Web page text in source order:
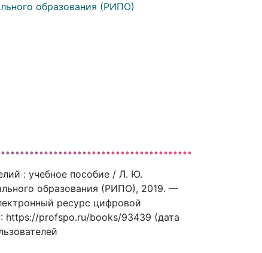
образования (РИПО)
: учебное пособие / Л. Ю.
образования (РИПО), 2019. —
ресурс цифровой
https://profspo.ru/books/93439 (дата